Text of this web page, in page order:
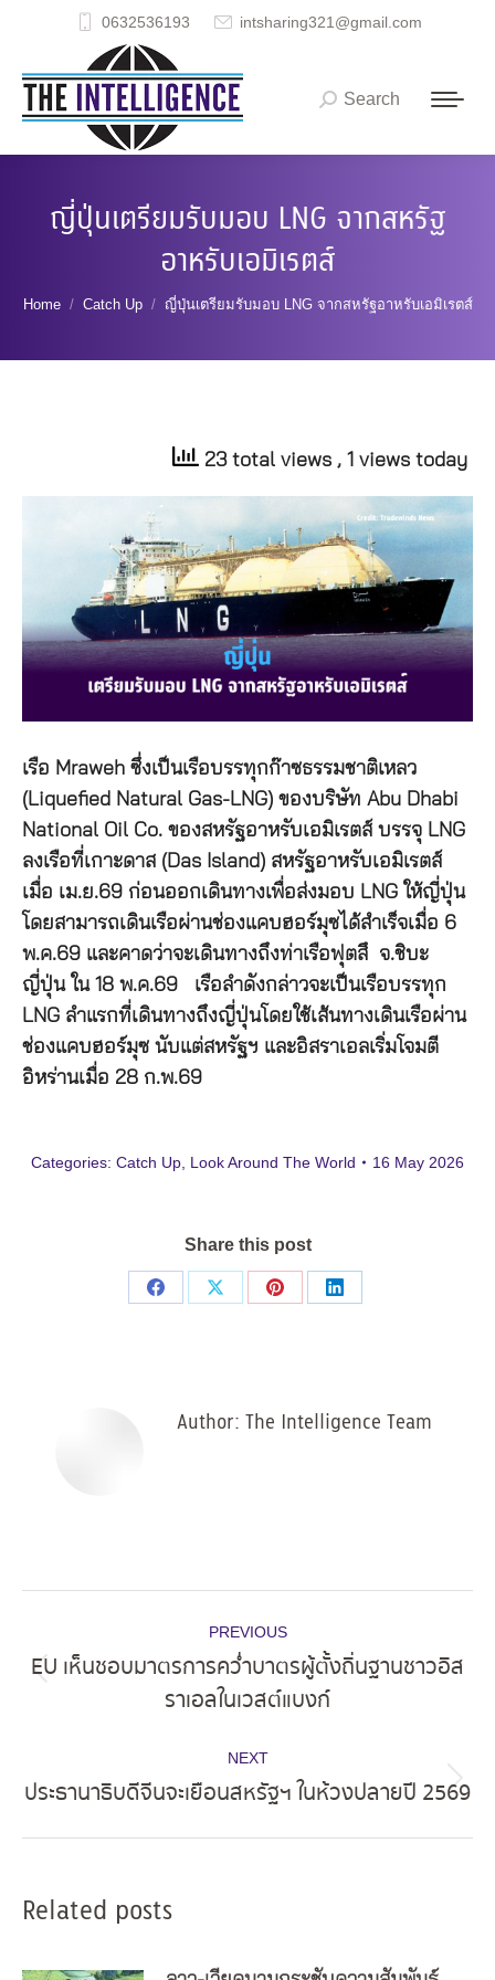
0632536193 intsharing321@gmail.com
Search:
Search
ญี่ปุ่นเตรียมรับมอบ LNG จากสหรัฐ
อาหรับเอมิเรตส์
You are here:
Home Catch Up ญี่ปุ่นเตรียมรับมอบ LNG จากสหรัฐอาหรับเอมิเรตส์
23 total views , 1 views today
เรือ Mraweh ซึ่งเป็นเรือบรรทุกก๊าซธรรมชาติเหลว
(Liquefied Natural Gas-LNG) ของบริษัท Abu Dhabi
National Oil Co. ของสหรัฐอาหรับเอมิเรตส์ บรรจุ LNG
ลงเรือที่เกาะดาส (Das Island) สหรัฐอาหรับเอมิเรตส์
เมื่อ เม.ย.69 ก่อนออกเดินทางเพื่อส่งมอบ LNG ให้ญี่ปุ่น
โดยสามารถเดินเรือผ่านช่องแคบฮอร์มุซได้สำเร็จเมื่อ 6
พ.ค.69 และคาดว่าจะเดินทางถึงท่าเรือฟุตสึ จ.ชิบะ
ญี่ปุ่น ใน 18 พ.ค.69 เรือลำดังกล่าวจะเป็นเรือบรรทุก
LNG ลำแรกที่เดินทางถึงญี่ปุ่นโดยใช้เส้นทางเดินเรือผ่าน
ช่องแคบฮอร์มุซ นับแต่สหรัฐฯ และอิสราเอลเริ่มโจมตี
อิหร่านเมื่อ 28 ก.พ.69
Categories: Catch Up Look Around The World 16 May 2026
Share this post
Share
Share
Share
Share
Author: The Intelligence Team
navigation
PREVIOUS
Previous
post:
EU เห็นชอบมาตรการคว่ำบาตรผู้ตั้งถิ่นฐานชาวอิส
ราเอลในเวสต์แบงก์
NEXT
Next
ประธานาธิบดีจีนจะเยือนสหรัฐฯ ในห้วงปลายปี 2569
Related posts